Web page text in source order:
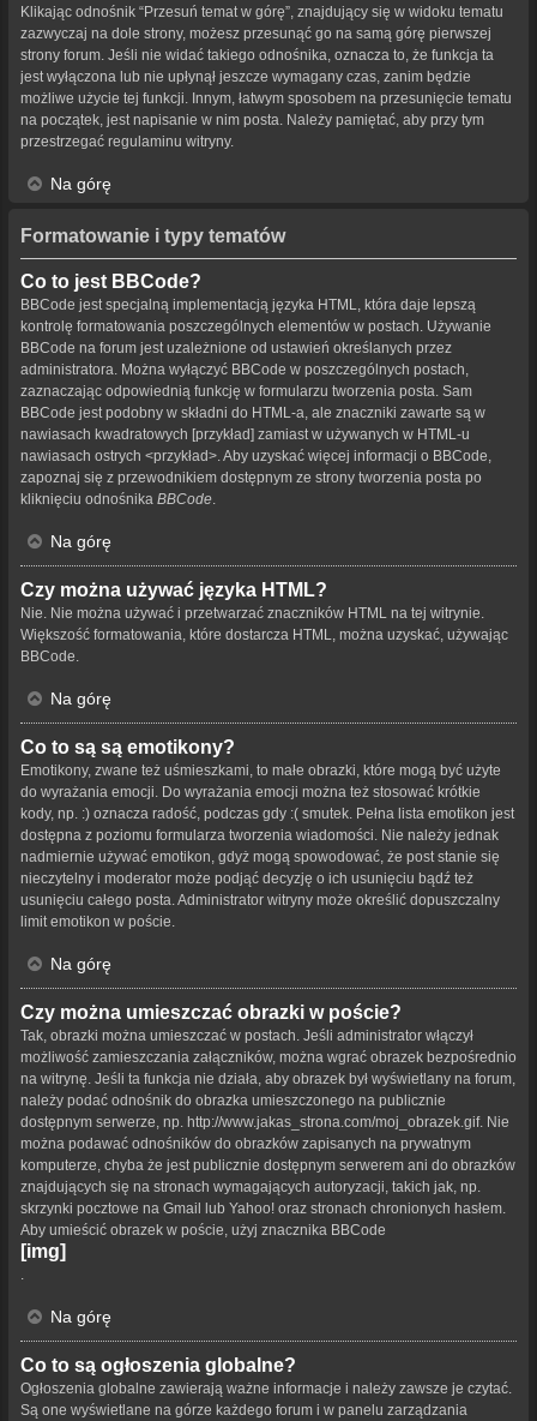
Klikając odnośnik “Przesuń temat w górę”, znajdujący się w widoku tematu
zazwyczaj na dole strony, możesz przesunąć go na samą górę pierwszej
strony forum. Jeśli nie widać takiego odnośnika, oznacza to, że funkcja ta
jest wyłączona lub nie upłynął jeszcze wymagany czas, zanim będzie
możliwe użycie tej funkcji. Innym, łatwym sposobem na przesunięcie tematu
na początek, jest napisanie w nim posta. Należy pamiętać, aby przy tym
przestrzegać regulaminu witryny.
Na górę
Formatowanie i typy tematów
Co to jest BBCode?
BBCode jest specjalną implementacją języka HTML, która daje lepszą
kontrolę formatowania poszczególnych elementów w postach. Używanie
BBCode na forum jest uzależnione od ustawień określanych przez
administratora. Można wyłączyć BBCode w poszczególnych postach,
zaznaczając odpowiednią funkcję w formularzu tworzenia posta. Sam
BBCode jest podobny w składni do HTML-a, ale znaczniki zawarte są w
nawiasach kwadratowych [przykład] zamiast w używanych w HTML-u
nawiasach ostrych <przykład>. Aby uzyskać więcej informacji o BBCode,
zapoznaj się z przewodnikiem dostępnym ze strony tworzenia posta po
kliknięciu odnośnika BBCode
Na górę
Czy można używać języka HTML?
Nie. Nie można używać i przetwarzać znaczników HTML na tej witrynie.
Większość formatowania, które dostarcza HTML, można uzyskać, używając
BBCode.
Na górę
Co to są są emotikony?
Emotikony, zwane też uśmieszkami, to małe obrazki, które mogą być użyte
do wyrażania emocji. Do wyrażania emocji można też stosować krótkie
kody, np. :) oznacza radość, podczas gdy :( smutek. Pełna lista emotikon jest
dostępna z poziomu formularza tworzenia wiadomości. Nie należy jednak
nadmiernie używać emotikon, gdyż mogą spowodować, że post stanie się
nieczytelny i moderator może podjąć decyzję o ich usunięciu bądź też
usunięciu całego posta. Administrator witryny może określić dopuszczalny
limit emotikon w poście.
Na górę
Czy można umieszczać obrazki w poście?
Tak, obrazki można umieszczać w postach. Jeśli administrator włączył
możliwość zamieszczania załączników, można wgrać obrazek bezpośrednio
na witrynę. Jeśli ta funkcja nie działa, aby obrazek był wyświetlany na forum,
należy podać odnośnik do obrazka umieszczonego na publicznie
dostępnym serwerze, np. http://www.jakas_strona.com/moj_obrazek.gif. Nie
można podawać odnośników do obrazków zapisanych na prywatnym
komputerze, chyba że jest publicznie dostępnym serwerem ani do obrazków
znajdujących się na stronach wymagających autoryzacji, takich jak, np.
skrzynki pocztowe na Gmail lub Yahoo! oraz stronach chronionych hasłem.
Aby umieścić obrazek w poście, użyj znacznika BBCode
[img]
Na górę
Co to są ogłoszenia globalne?
Ogłoszenia globalne zawierają ważne informacje i należy zawsze je czytać.
Są one wyświetlane na górze każdego forum i w panelu zarządzania